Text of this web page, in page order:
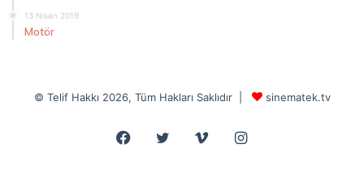
13 Nisan 2019
Motör
© Telif Hakkı 2026, Tüm Hakları Saklıdır | sinematek.tv
Facebook
Twitter VimeoInstagram